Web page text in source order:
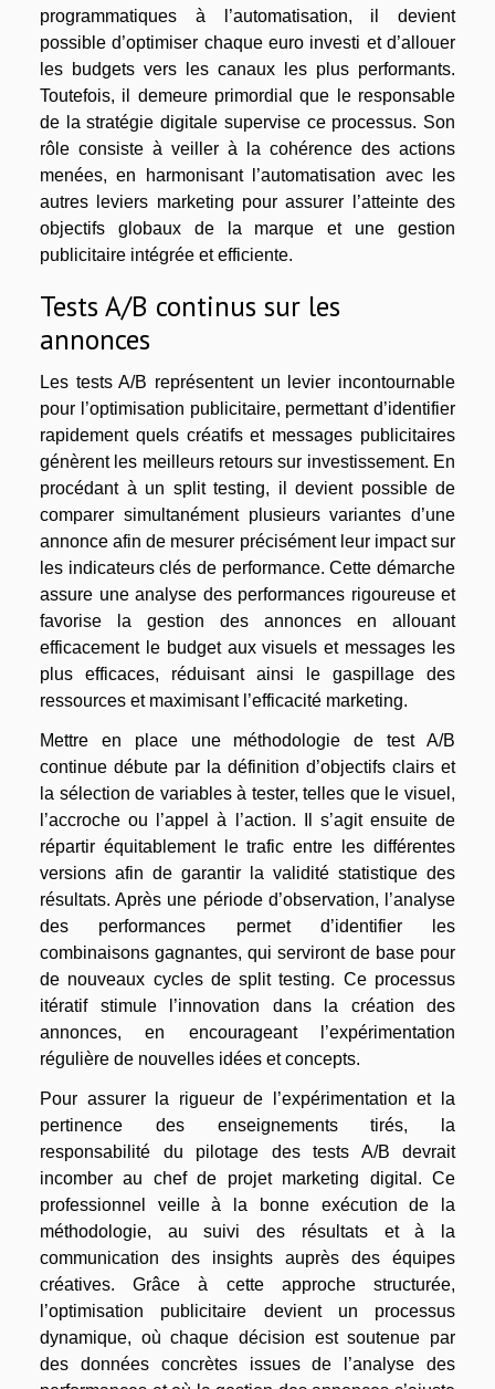
programmatiques à l’automatisation, il devient
possible d’optimiser chaque euro investi et d’allouer
les budgets vers les canaux les plus performants.
Toutefois, il demeure primordial que le responsable
de la stratégie digitale supervise ce processus. Son
rôle consiste à veiller à la cohérence des actions
menées, en harmonisant l’automatisation avec les
autres leviers marketing pour assurer l’atteinte des
objectifs globaux de la marque et une gestion
publicitaire intégrée et efficiente.
Tests A/B continus sur les
annonces
Les tests A/B représentent un levier incontournable
pour l’optimisation publicitaire, permettant d’identifier
rapidement quels créatifs et messages publicitaires
génèrent les meilleurs retours sur investissement. En
procédant à un split testing, il devient possible de
comparer simultanément plusieurs variantes d’une
annonce afin de mesurer précisément leur impact sur
les indicateurs clés de performance. Cette démarche
assure une analyse des performances rigoureuse et
favorise la gestion des annonces en allouant
efficacement le budget aux visuels et messages les
plus efficaces, réduisant ainsi le gaspillage des
ressources et maximisant l’efficacité marketing.
Mettre en place une méthodologie de test A/B
continue débute par la définition d’objectifs clairs et
la sélection de variables à tester, telles que le visuel,
l’accroche ou l’appel à l’action. Il s’agit ensuite de
répartir équitablement le trafic entre les différentes
versions afin de garantir la validité statistique des
résultats. Après une période d’observation, l’analyse
des performances permet d’identifier les
combinaisons gagnantes, qui serviront de base pour
de nouveaux cycles de split testing. Ce processus
itératif stimule l’innovation dans la création des
annonces, en encourageant l’expérimentation
régulière de nouvelles idées et concepts.
Pour assurer la rigueur de l’expérimentation et la
pertinence des enseignements tirés, la
responsabilité du pilotage des tests A/B devrait
incomber au chef de projet marketing digital. Ce
professionnel veille à la bonne exécution de la
méthodologie, au suivi des résultats et à la
communication des insights auprès des équipes
créatives. Grâce à cette approche structurée,
l’optimisation publicitaire devient un processus
dynamique, où chaque décision est soutenue par
des données concrètes issues de l’analyse des